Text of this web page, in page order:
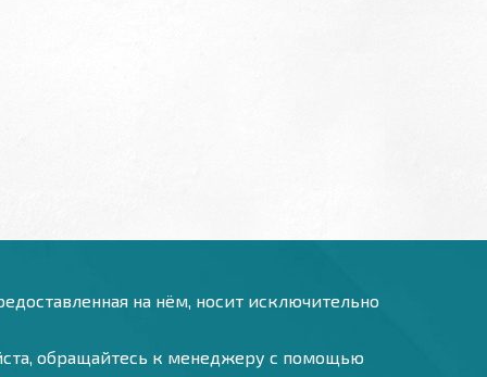
на нём, носит исключительно
обращайтесь к менеджеру с помощью